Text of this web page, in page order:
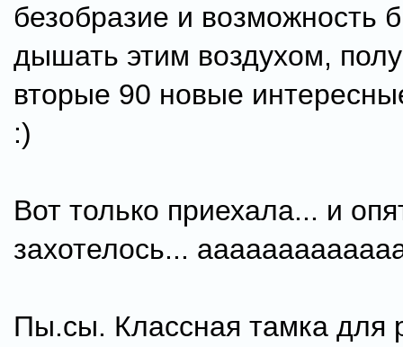
безобразие и возможность
дышать этим воздухом,
вторые 90 новые
:)
Вот только приехала... и
захотелось...
Пы.сы. Классная тамка для